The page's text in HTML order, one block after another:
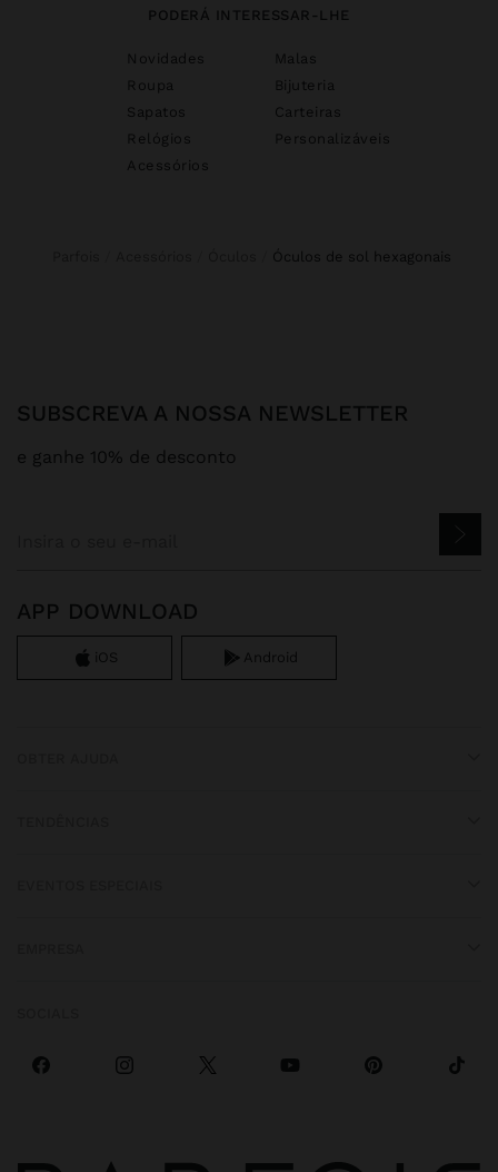
PODERÁ INTERESSAR-LHE
Novidades
Malas
Roupa
Bijuteria
Sapatos
Carteiras
Relógios
Personalizáveis
Acessórios
óculos de sol hexagonais
SUBSCREVA A NOSSA NEWSLETTER
e ganhe 10% de desconto
APP DOWNLOAD
iOS Android